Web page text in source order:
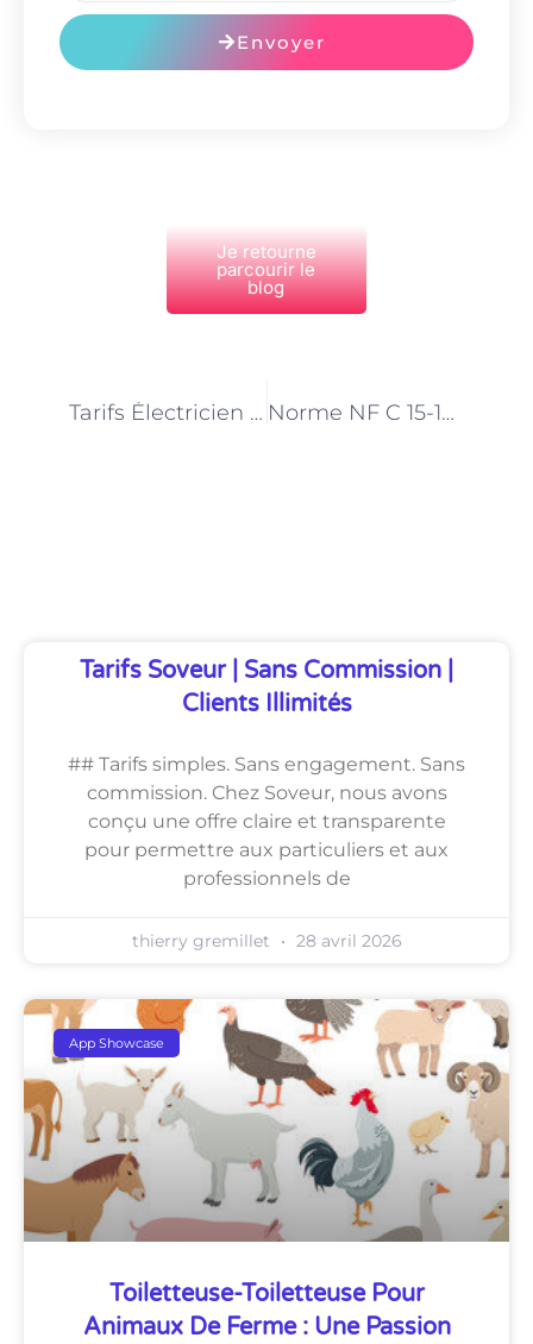
Envoyer
Je retourne
parcourir le
blog
Tarifs Électricien 2025 : Fixez Vos Prix & Devenez Vraiment Rentable ! Norme NF C 15-100 : Ce que personne ne te dit (et qui pourrait te coûter cher !)
Tarifs Soveur | Sans Commission |
Clients Illimités
## Tarifs simples. Sans engagement. Sans
commission. Chez Soveur, nous avons
conçu une offre claire et transparente
pour permettre aux particuliers et aux
professionnels de
thierry gremillet 28 avril 2026
App Showcase
Toiletteuse-Toiletteuse Pour
Animaux De Ferme : Une Passion